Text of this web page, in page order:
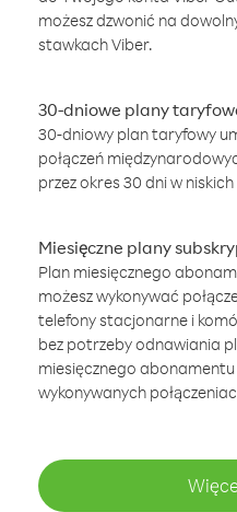
możesz dzwonić na
stawkach Viber.
30-dniowe plany
30-dniowy plan taryfowy
połączeń
przez okres 30 dni w
Miesięczne plany
Plan miesięcznego
możesz wykonywać
telefony stacjonarne i
bez potrzeby odnawiania
miesięcznego abonamentu
wykonywanych